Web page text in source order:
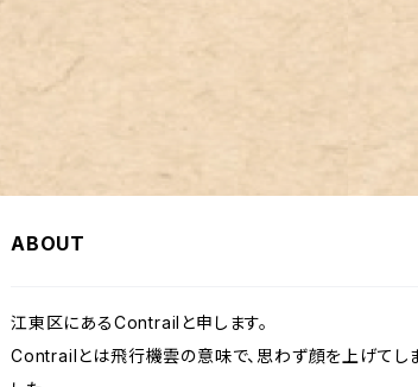
ABOUT
江東区にあるContrailと申します。
Contrailとは飛行機雲の意味で、思わず顔を上げてし